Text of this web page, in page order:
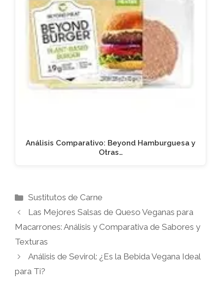
Análisis Comparativo: Beyond Hamburguesa y
Otras…
Categorías
Sustitutos de Carne
Las Mejores Salsas de Queso Veganas para
Macarrones: Análisis y Comparativa de Sabores y
Texturas
Análisis de Sevirol: ¿Es la Bebida Vegana Ideal
para Ti?